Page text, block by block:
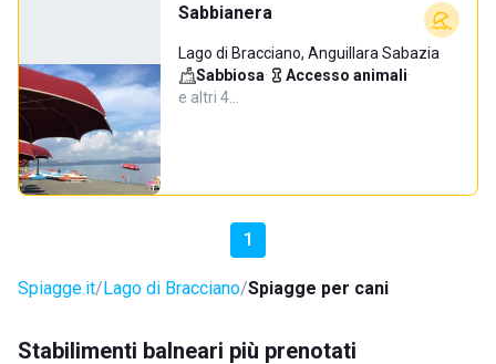
Sabbianera
Lago di Bracciano, Anguillara Sabazia
Sabbiosa· Accesso animali·
e altri 4…
1
Spiagge.it Lago di Bracciano Spiagge per cani
Stabilimenti balneari più prenotati